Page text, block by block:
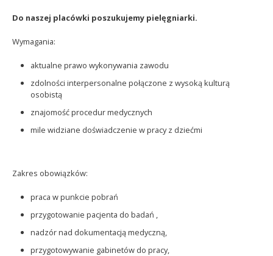
Do naszej placówki poszukujemy pielęgniarki.
Wymagania:
aktualne prawo wykonywania zawodu
zdolności interpersonalne połączone z wysoką kulturą
osobistą
znajomość procedur medycznych
mile widziane doświadczenie w pracy z dziećmi
Zakres obowiązków:
praca w punkcie pobrań
przygotowanie pacjenta do badań ,
nadzór nad dokumentacją medyczną,
przygotowywanie gabinetów do pracy,